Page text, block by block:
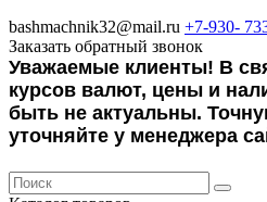
bashmachnik32@mail.ru +7-930-
Заказать обратный звонок
Уважаемые клиенты! В
курсов валют, цены и
быть не актуальны.
уточняйте у менеджера